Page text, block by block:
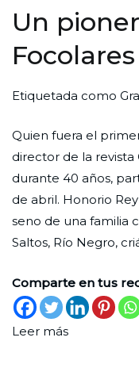
Un
Por
Ciudad
Nueva
Publicada
31
de
mayo
de
2025
Publicada
Iglesia ,
Reconocimiento
Etiquetada como
Quien fuera el
director de la revista
durante 40 años,
de abril. Honorio
seno de una familia
Saltos, Río Negro,
Comparte en tus
Leer más